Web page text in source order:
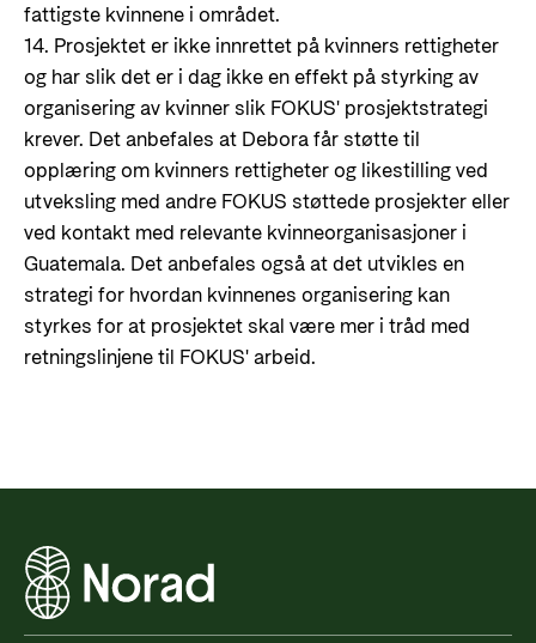
fattigste kvinnene i området.
14. Prosjektet er ikke innrettet på kvinners rettigheter
og har slik det er i dag ikke en effekt på styrking av
organisering av kvinner slik FOKUS' prosjektstrategi
krever. Det anbefales at Debora får støtte til
opplæring om kvinners rettigheter og likestilling ved
utveksling med andre FOKUS støttede prosjekter eller
ved kontakt med relevante kvinneorganisasjoner i
Guatemala. Det anbefales også at det utvikles en
strategi for hvordan kvinnenes organisering kan
styrkes for at prosjektet skal være mer i tråd med
retningslinjene til FOKUS' arbeid.